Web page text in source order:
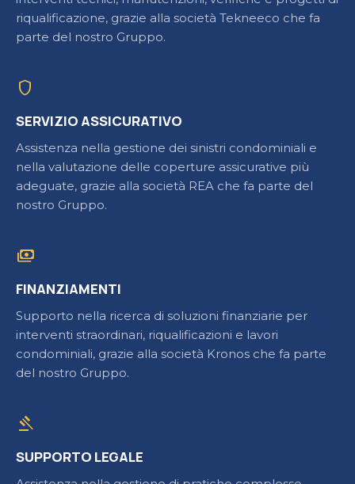
riqualificazione, grazie alla società Tekneeco che fa
parte del nostro Gruppo.
shield
SERVIZIO ASSICURATIVO
Assistenza nella gestione dei sinistri condominiali e
nella valutazione delle coperture assicurative più
adeguate, grazie alla società REA che fa parte del
nostro Gruppo.
payments
FINANZIAMENTI
Supporto nella ricerca di soluzioni finanziarie per
interventi straordinari, riqualificazioni e lavori
condominiali, grazie alla società Kronos che fa parte
del nostro Gruppo.
gavel
SUPPORTO LEGALE